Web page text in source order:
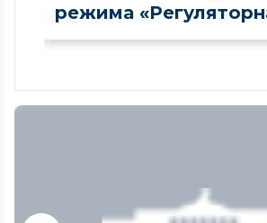
режима
песочница» в сфере рынка